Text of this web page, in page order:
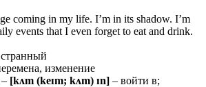
coming in my life. I’m in its shadow. I’m
events that I even forget to eat and drink.
изменение
[kʌm (keɪm; kʌm) ɪn] – войти в;